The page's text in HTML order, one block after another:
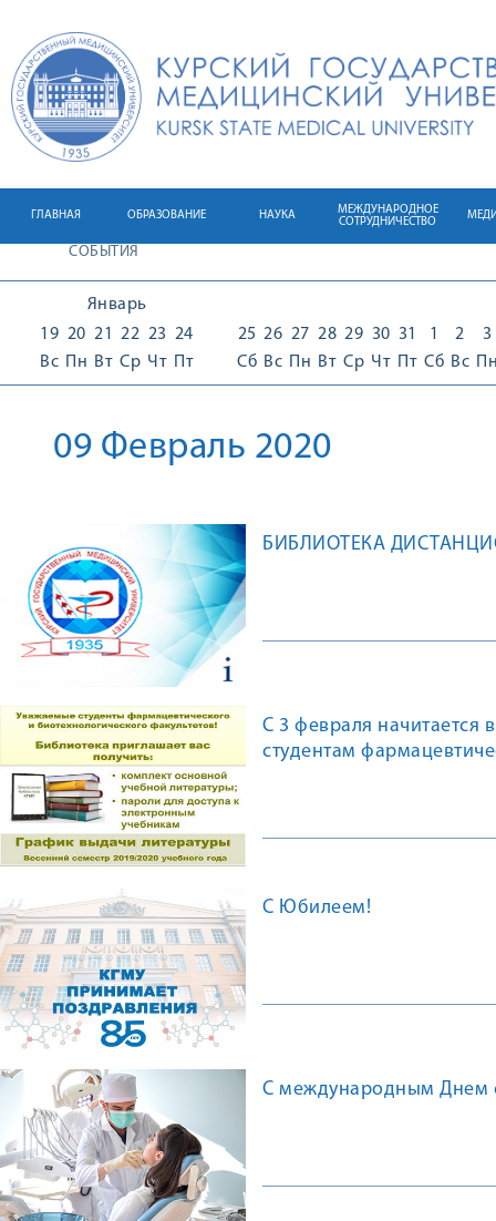
ГЛАВНАЯ ОБРАЗОВАНИЕ НАУКА
МЕЖДУНАРОДНОЕ
СОТРУДНИЧЕСТВО
СОБЫТИЯ
Январь
19
Вс
20
Пн
21
Вт
22
Ср
23
Чт
24
Пт
25
Сб
26
Вс
27
Пн
28
Вт
29
Ср
30
Чт
31
Пт
1
Сб
2
Вс
3
09 Февраль 2020
БИБЛИОТЕКА
С 3 февраля начитается
студентам
С Юбилеем!
С международным Днем